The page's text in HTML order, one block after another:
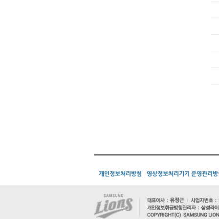
개인정보처리방침 영상정보처리기기 운영관리